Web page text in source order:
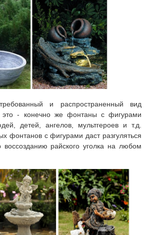
и распространенный вид
это - конечно же фонтаны с фигурами
детей, ангелов, мультгероев и т.д.
фонтанов с фигурами даст разгуляться
райского уголка на любом